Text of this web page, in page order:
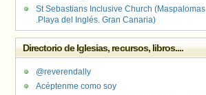
St Sebastians Inclusive Church (Maspalomas
.Playa del Inglés. Gran Canaria)
Directorio de Iglesias, recursos, libros....
@reverendally
Acéptenme como soy